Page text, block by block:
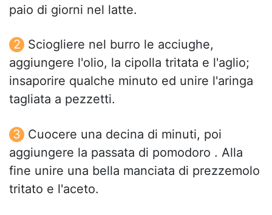
paio di giorni nel latte.
Sciogliere nel burro le acciughe,
aggiungere l'olio, la cipolla tritata e l'aglio;
insaporire qualche minuto ed unire l'aringa
tagliata a pezzetti.
Cuocere una decina di minuti, poi
aggiungere la passata di pomodoro . Alla
fine unire una bella manciata di prezzemolo
tritato e l'aceto.